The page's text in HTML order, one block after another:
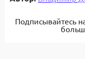
Подписывайтесь